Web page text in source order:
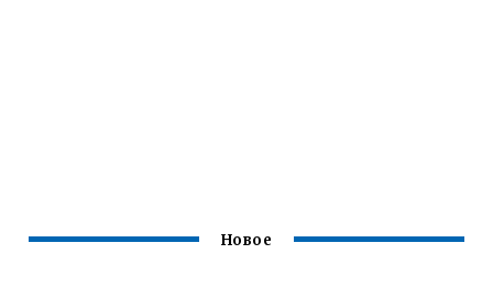
Новое